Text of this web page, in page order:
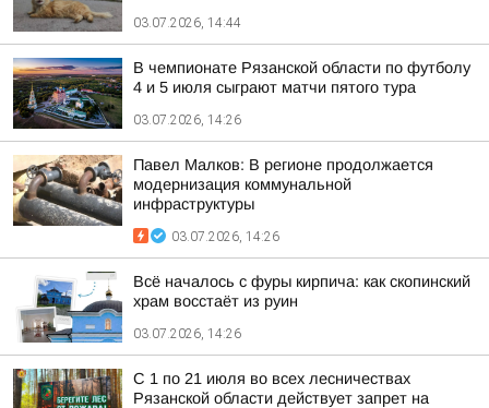
03.07.2026, 14:44
В чемпионате Рязанской области по футболу
4 и 5 июля сыграют матчи пятого тура
03.07.2026, 14:26
Павел Малков: В регионе продолжается
модернизация коммунальной
инфраструктуры
03.07.2026, 14:26
Всё началось с фуры кирпича: как скопинский
храм восстаёт из руин
03.07.2026, 14:26
С 1 по 21 июля во всех лесничествах
Рязанской области действует запрет на